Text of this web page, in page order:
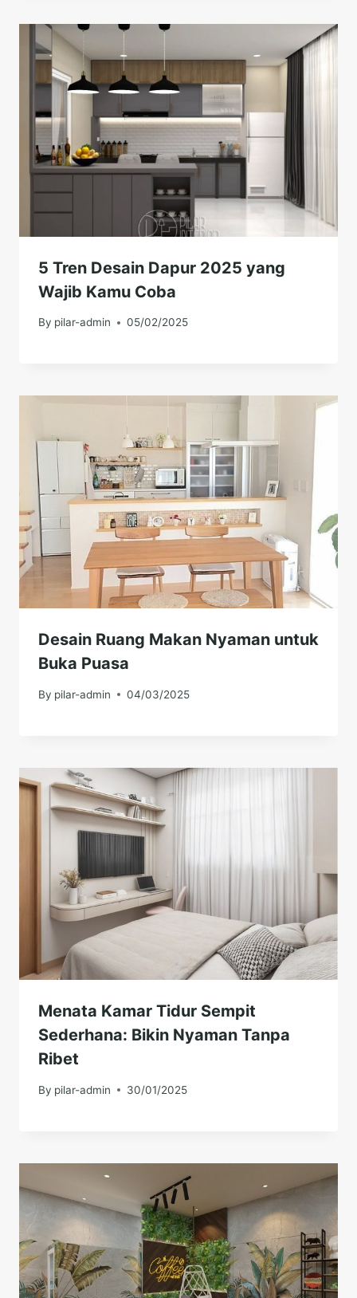
5 Tren Desain Dapur 2025 yang
Wajib Kamu Coba
By pilar-admin 05/02/2025
Desain Ruang Makan Nyaman untuk
Buka Puasa
By pilar-admin 04/03/2025
Menata Kamar Tidur Sempit
Sederhana: Bikin Nyaman Tanpa
Ribet
By pilar-admin 30/01/2025